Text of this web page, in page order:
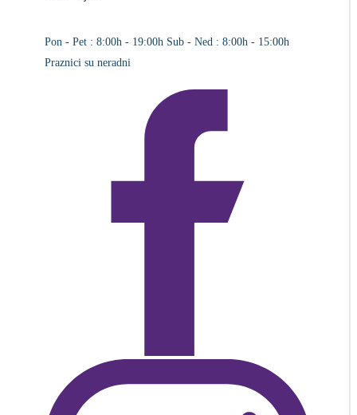
Pon - Pet : 8:00h - 19:00h Sub - Ned : 8:00h - 15:00h
Praznici su neradni